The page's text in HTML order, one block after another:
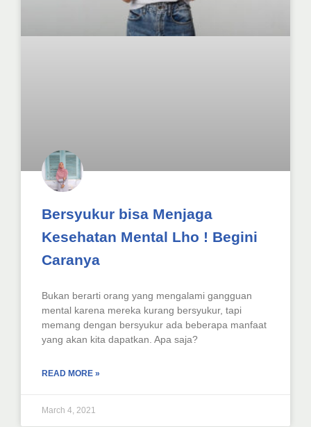
Bersyukur bisa Menjaga
Kesehatan Mental Lho ! Begini
Caranya
Bukan berarti orang yang mengalami gangguan
mental karena mereka kurang bersyukur, tapi
memang dengan bersyukur ada beberapa manfaat
yang akan kita dapatkan. Apa saja?
READ MORE »
March 4, 2021